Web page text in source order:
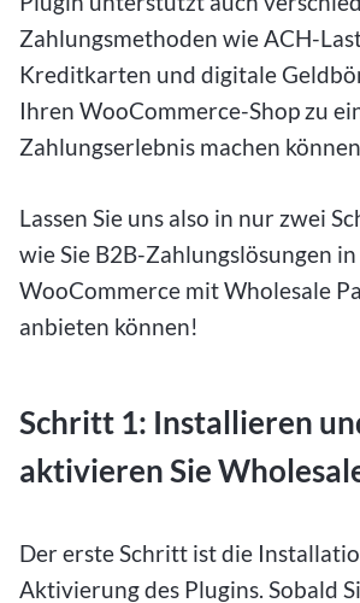
Zahlungsmethoden wie ACH-
Kreditkarten und digitale
Ihren WooCommerce-Shop zu
Zahlungserlebnis machen
Lassen Sie uns also in nur zwei
wie Sie B2B-Zahlungslösungen in
WooCommerce mit Wholesale
anbieten können!
Schritt 1: Installieren
aktivieren Sie
Der erste Schritt ist die
Aktivierung des Plugins. Sobald